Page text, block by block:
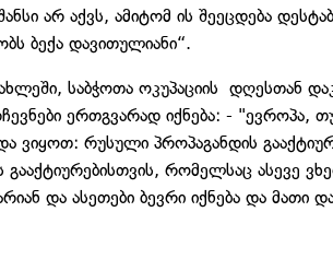
არ აქვს, ამიტომ ის შეეცდება
ბექა დავითულიანი“.
საბჭოთა ოკუპაციის დღესთან
ერთგვარად იქნება: - "ევროპა,
ვიყოთ: რუსული პროპაგანდის
რომელსაც ასევე
და ასეთები ბევრი იქნება და მათი